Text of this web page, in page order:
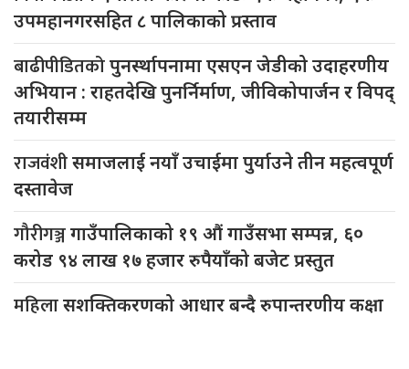
उपमहानगरसहित ८ पालिकाको प्रस्ताव
बाढीपीडितकोपुनर्स्थापनामा एसएन जेडीको उदाहरणीय
अभियान : राहतदेखि पुनर्निर्माण, जीविकोपार्जन र विपद्
तयारीसम्म
राजवंशीसमाजलाई नयाँ उचाईमा पुर्याउने तीन महत्वपूर्ण
दस्तावेज
गौरीगञ्जगाउँपालिकाको १९ औं गाउँसभा सम्पन्न, ६०
करोड ९४ लाख १७ हजार रुपैयाँको बजेट प्रस्तुत
महिलासशक्तिकरणको आधार बन्दै रुपान्तरणीय कक्षा